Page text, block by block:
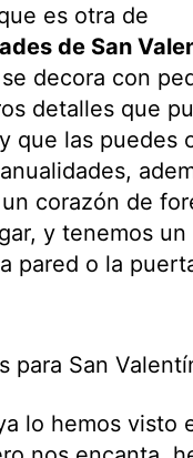
es otra de
de San
decora con
detalles que
que las puedes
corazón de
y tenemos
pared o la
para San
lo hemos visto